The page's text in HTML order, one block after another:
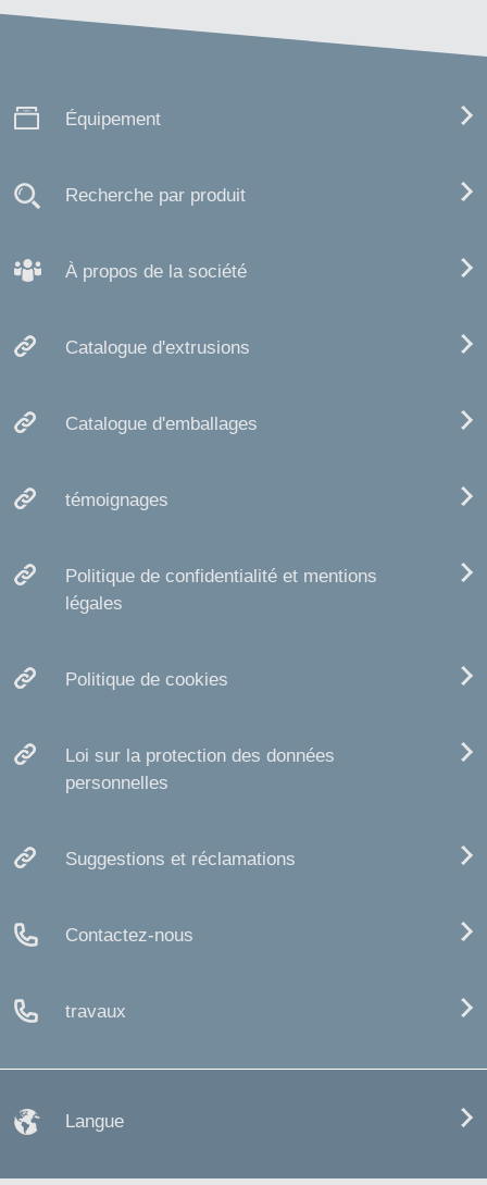
Équipement
Recherche par produit
À propos de la société
Catalogue d'extrusions
Catalogue d'emballages
témoignages
Politique de confidentialité et mentions
légales
Politique de cookies
Loi sur la protection des données
personnelles
Suggestions et réclamations
Contactez-nous
travaux
Langue